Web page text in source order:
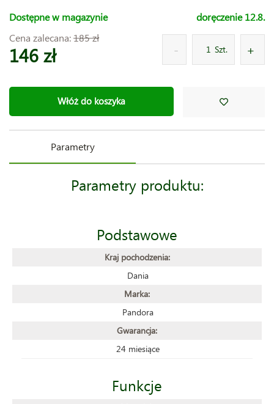
Dostępne w magazynie
doręczenie 12.8.
Cena zalecana:185 zł
146 zł Szt.
Włóż do koszyka
Parametry
Parametry produktu:
Podstawowe
Kraj pochodzenia:
Dania
Marka:
Pandora
Gwarancja:
24 miesiące
Funkcje